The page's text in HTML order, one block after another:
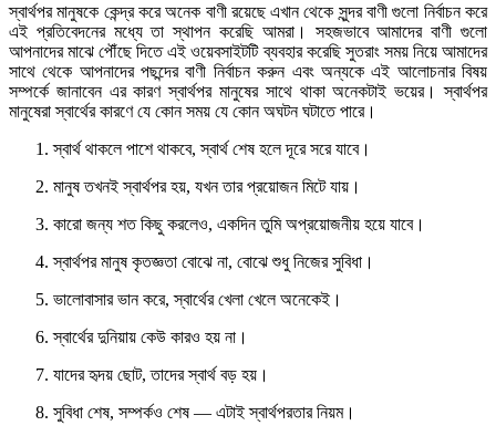
স্বার্থপর মানুষকে কেন্দ্র করে অনেক বাণী রয়েছে এখান থেকে সুন্দর বাণী গুলো নির্বাচন করে
এই প্রতিবেদনের মধ্যে তা স্থাপন করেছি আমরা। সহজভাবে আমাদের বাণী গুলো
আপনাদের মাঝে পৌঁছে দিতে এই ওয়েবসাইটটি ব্যবহার করেছি সুতরাং সময় নিয়ে আমাদের
সাথে থেকে আপনাদের পছন্দের বাণী নির্বাচন করুন এবং অন্যকে এই আলোচনার বিষয়
সম্পর্কে জানাবেন এর কারণ স্বার্থপর মানুষের সাথে থাকা অনেকটাই ভয়ের। স্বার্থপর
মানুষেরা স্বার্থের কারণে যে কোন সময় যে কোন অঘটন ঘটাতে পারে।
স্বার্থ থাকলে পাশে থাকবে, স্বার্থ শেষ হলে দূরে সরে যাবে।
মানুষ তখনই স্বার্থপর হয়, যখন তার প্রয়োজন মিটে যায়।
কারো জন্য শত কিছু করলেও, একদিন তুমি অপ্রয়োজনীয় হয়ে যাবে।
স্বার্থপর মানুষ কৃতজ্ঞতা বোঝে না, বোঝে শুধু নিজের সুবিধা।
ভালোবাসার ভান করে, স্বার্থের খেলা খেলে অনেকেই।
স্বার্থের দুনিয়ায় কেউ কারও হয় না।
যাদের হৃদয় ছোট, তাদের স্বার্থ বড় হয়।
সুবিধা শেষ, সম্পর্কও শেষ — এটাই স্বার্থপরতার নিয়ম।